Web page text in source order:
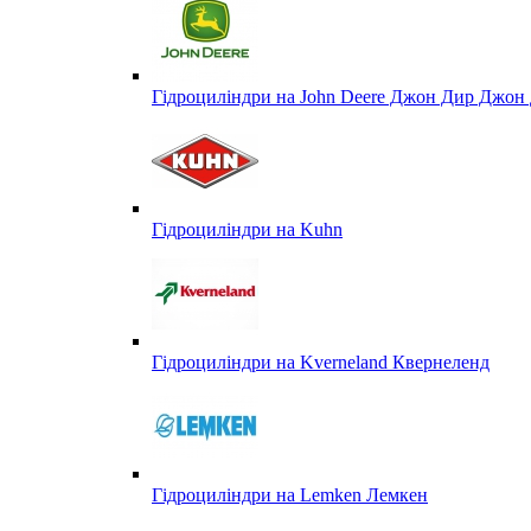
Гідроциліндри на John Deere Джон Дир Джон
Гідроциліндри на Kuhn
Гідроциліндри на Kverneland Квернеленд
Гідроциліндри на Lemken Лемкен